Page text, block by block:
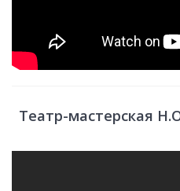
Театр-мастерская